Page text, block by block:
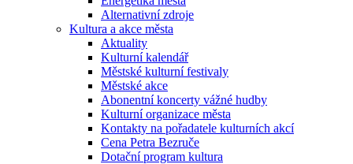
Alternativní zdroje
Kultura a akce města
Aktuality
Kulturní kalendář
Městské kulturní festivaly
Městské akce
Abonentní koncerty vážné hudby
Kulturní organizace města
Kontakty na pořadatele kulturních akcí
Cena Petra Bezruče
Dotační program kultura